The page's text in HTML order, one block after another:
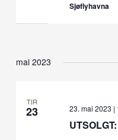
Sjøflyhavna
mai 2023
TIR
23 23. mai 2023 |